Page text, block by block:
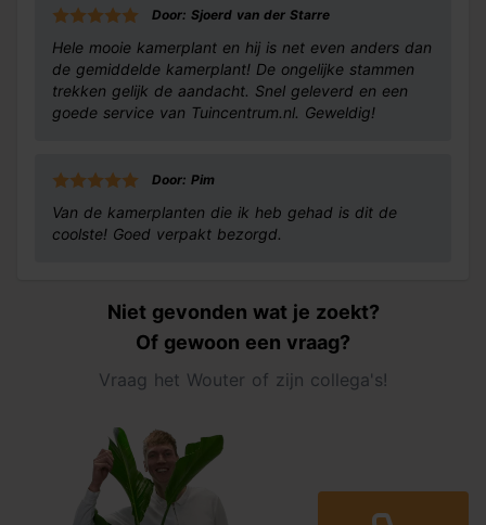
Door: Sjoerd van der Starre
Hele mooie kamerplant en hij is net even anders dan
de gemiddelde kamerplant! De ongelijke stammen
trekken gelijk de aandacht. Snel geleverd en een
goede service van Tuincentrum.nl. Geweldig!
Door: Pim
Van de kamerplanten die ik heb gehad is dit de
coolste! Goed verpakt bezorgd.
Niet gevonden wat je zoekt?
Of gewoon een vraag?
Vraag het Wouter of zijn collega's!